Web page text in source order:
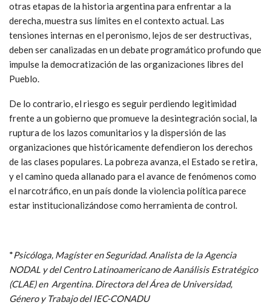
otras etapas de la historia argentina para enfrentar a la
derecha, muestra sus límites en el contexto actual. Las
tensiones internas en el peronismo, lejos de ser destructivas,
deben ser canalizadas en un debate programático profundo que
impulse la democratización de las organizaciones libres del
Pueblo.
De lo contrario, el riesgo es seguir perdiendo legitimidad
frente a un gobierno que promueve la desintegración social, la
ruptura de los lazos comunitarios y la dispersión de las
organizaciones que históricamente defendieron los derechos
de las clases populares. La pobreza avanza, el Estado se retira,
y el camino queda allanado para el avance de fenómenos como
el narcotráfico, en un país donde la violencia política parece
estar institucionalizándose como herramienta de control.
*Psicóloga, Magíster en Seguridad. Analista de la Agencia
NODAL y del Centro Latinoamericano de Aanálisis Estratégico
(CLAE) en Argentina. Directora del Área de Universidad,
Género y Trabajo del IEC-CONADU